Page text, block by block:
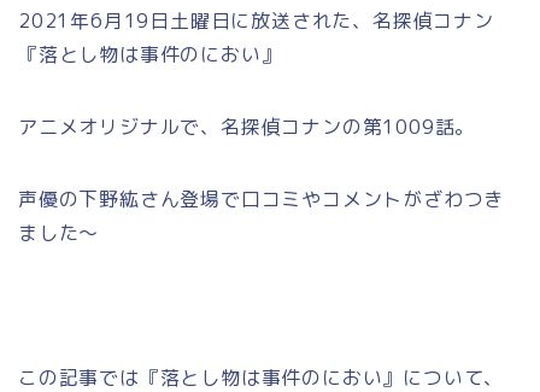
2021年6月19日土曜日に放送された、名探偵コナン
『落とし物は事件のにおい』
アニメオリジナルで、名探偵コナンの第1009話。
声優の下野紘さん登場で口コミやコメントがざわつき
ました～
この記事では『落とし物は事件のにおい』について、